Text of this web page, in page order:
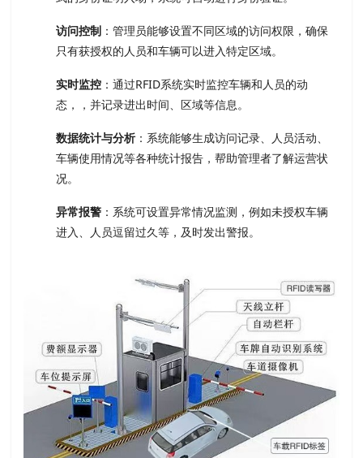
访问控制 ：管理员能够设置不同区域的访问权限，确保
只有获授权的人员和车辆可以进入特定区域。
实时监控 ：通过RFID系统实时监控车辆和人员的动
态，，并记录进出时间、区域等信息。
数据统计与分析：系统能够生成访问记录、人员活动、
车辆使用情况等各种统计报告，帮助管理者了解运营状
况。
异常报警 ：系统可设置异常情况监测，例如未授权车辆
进入、人员逗留过久等，及时发出警报。